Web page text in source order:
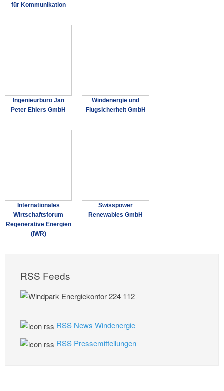
für Kommunikation
Ingenieurbüro Jan
Peter Ehlers GmbH
Windenergie und
Flugsicherheit GmbH
Internationales
Wirtschaftsforum
Regenerative Energien
(IWR)
Swisspower
Renewables GmbH
RSS Feeds
RSS News Windenergie
RSS Pressemitteilungen